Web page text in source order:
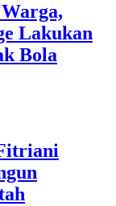
Lakukan
Bola